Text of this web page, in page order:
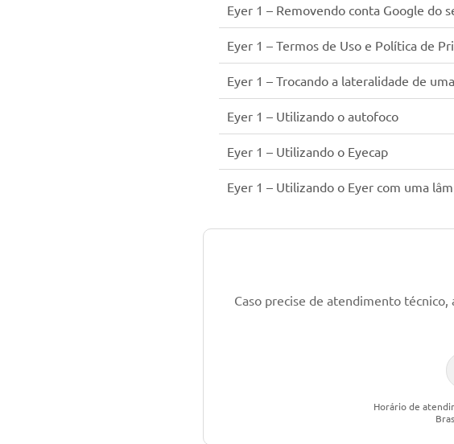
Eyer 1 – Removendo conta Google do
Eyer 1 – Termos de Uso e Política de
Eyer 1 – Trocando a lateralidade de
Eyer 1 – Utilizando o autofoco
Eyer 1 – Utilizando o Eyecap
Eyer 1 – Utilizando o Eyer com uma
Caso precise de atendimento
Horário de